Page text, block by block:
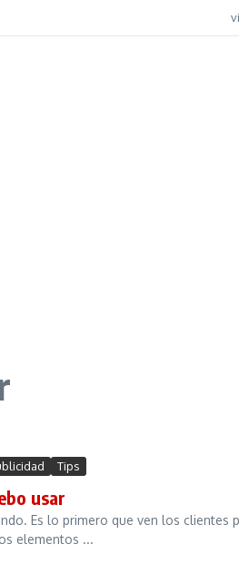
Tips
usar
Es lo primero que ven los clientes
elementos ...